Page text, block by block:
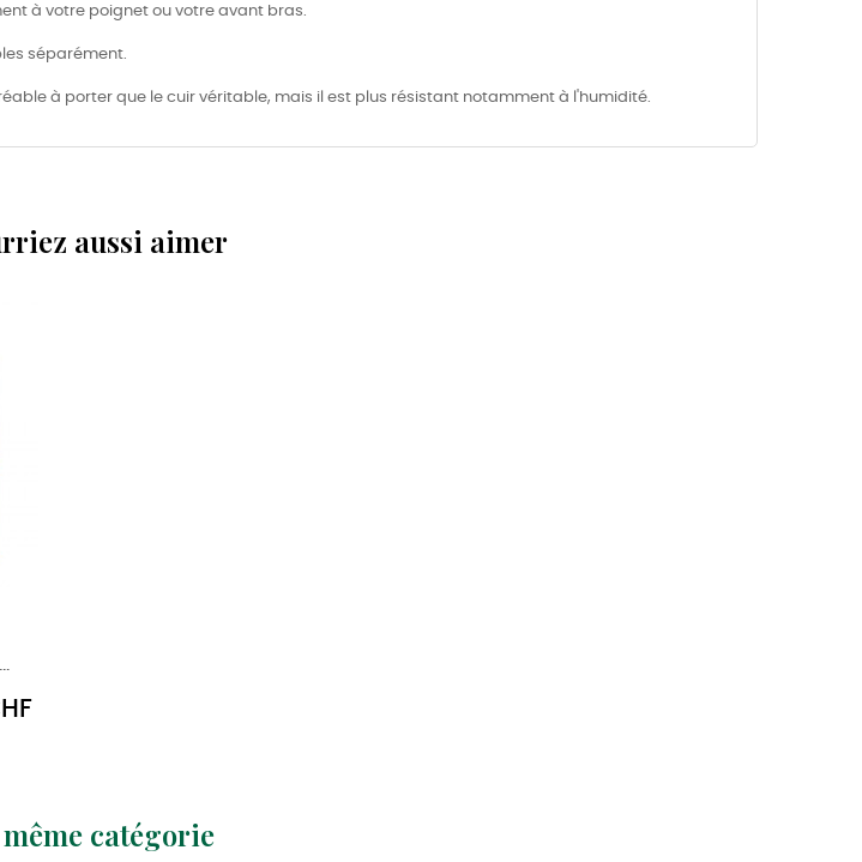
à votre poignet ou votre avant bras.
séparément.
à porter que le cuir véritable, mais il est plus résistant notamment à l'humidité.
aussi aimer
catégorie